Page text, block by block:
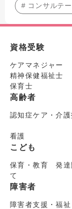
# コンサルテ
資格受験
ケアマネジャー
精神保健福祉士
保育士
高齢者
認知症ケア・介
看護
こども
保育・教育 発
て
障害者
障害者支援・福祉